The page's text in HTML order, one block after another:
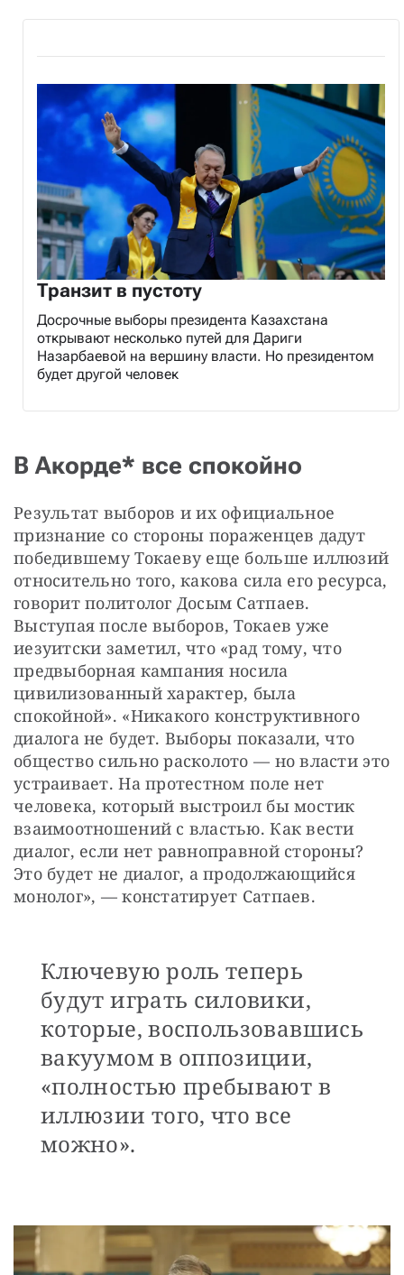
Транзит в пустоту
Досрочные выборы президента Казахстана
открывают несколько путей для Дариги
Назарбаевой на вершину власти. Но президентом
будет другой человек
В Акорде* все спокойно
Результат выборов и их официальное
признание со стороны пораженцев дадут
победившему Токаеву еще больше иллюзий
относительно того, какова сила его ресурса,
говорит политолог Досым Сатпаев.
Выступая после выборов, Токаев уже
иезуитски заметил, что «рад тому, что
предвыборная кампания носила
цивилизованный характер, была
спокойной». «Никакого конструктивного
диалога не будет. Выборы показали, что
общество сильно расколото — но власти это
устраивает. На протестном поле нет
человека, который выстроил бы мостик
взаимоотношений с властью. Как вести
диалог, если нет равноправной стороны?
Это будет не диалог, а продолжающийся
монолог», — констатирует Сатпаев.
Ключевую роль теперь
будут играть силовики,
которые, воспользовавшись
вакуумом в оппозиции,
«полностью пребывают в
иллюзии того, что все
можно».